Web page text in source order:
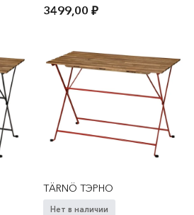
3499,00₽
TÄRNÖ ТЭРНО
Нет в наличии